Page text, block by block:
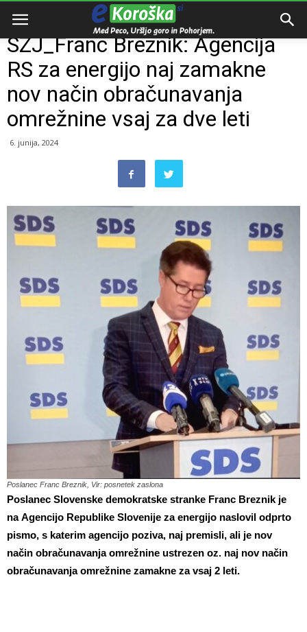
Domov
SZJ_Franc Breznik: Agencija
RS za energijo naj zamakne
nov način obračunavanja
omrežnine vsaj za dve leti
6. junija, 2024
Poslanec Franc Breznik, Vir: posnetek zaslona
Poslanec Slovenske demokratske stranke Franc Breznik je
na Agencijo Republike Slovenije za energijo naslovil odprto
pismo, s katerim agencijo poziva, naj premisli, ali je nov
način obračunavanja omrežnine ustrezen oz. naj nov način
obračunavanja omrežnine zamakne za vsaj 2 leti.